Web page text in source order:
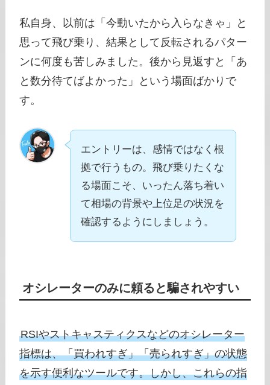
私自身、以前は「今動いたから入らなきゃ」と
思って飛び乗り、結果として反転されるパター
ンに何度も苦しみました。後から見返すと「あ
と数分待てばよかった」という場面ばかりで
す。
エントリーは、感情ではなく根
拠で行うもの。飛び乗りたくな
る場面こそ、いったん落ち着い
て相場の背景や上位足の状況を
確認するようにしましょう。
オシレーターのみに頼ると騙されやすい
RSIやストキャスティクスなどのオシレーター
指標は、「買われすぎ」「売られすぎ」の状態
を示す便利なツールです。しかし、これらの指